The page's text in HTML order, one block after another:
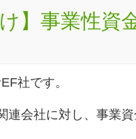
け】事業性
社です。
連会社に対し、事業